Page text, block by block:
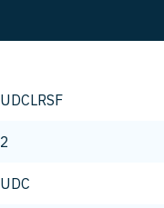
UDCLRSF
2
UDC